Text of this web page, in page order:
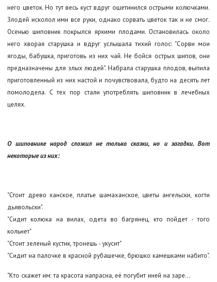
него цветок. Но тут весь куст вдруг ощетинился острыми колючками.
Злодей исколол ими все руки, однако сорвать цветок так и не смог.
Осенью шиповник покрылся яркими плодами. Остановилась около
него хворая старушка и вдруг услышала тихий голос: "Сорви мои
ягоды, бабушка, приготовь из них чай. Не бойся острых шипов, они
предназначены для злых людей". Набрала старушка плодов, выпила
приготовленный из них настой и почувствовала, будто на десять лет
помолодела. С тех пор стали употреблять шиповник в лечебных
целях.
О шиповнике народ сложил не только сказки, но и загадки. Вот
некоторые из них:
"Стоит древо ханское, платье шамаханское, цветы ангельски, когти
дьявольски".
"Сидит колюка на вилах, одета во багрянец, кто пойдет - того
кольнет"
"Стоит зеленый кустик, тронешь - укусит"
"Сидит на палочке в красной рубашечке, брюшко камешками набито".
"Кто скажет им: та красота напрасна, её погубит иней на заре…